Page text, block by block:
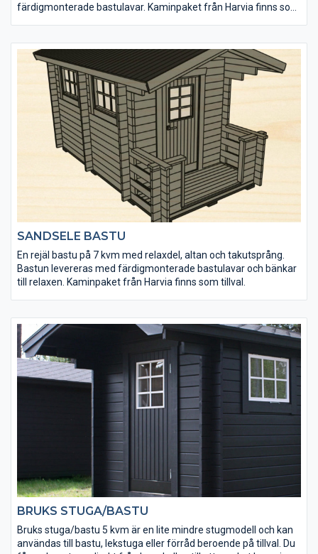
färdigmonterade bastulavar. Kaminpaket från Harvia finns som
SANDSELE BASTU
En rejäl bastu på 7 kvm med relaxdel, altan och takutsprång.
Bastun levereras med färdigmonterade bastulavar och bänkar
till relaxen. Kaminpaket från Harvia finns som tillval.
BRUKS STUGA/BASTU
Bruks stuga/bastu 5 kvm är en lite mindre stugmodell och kan
användas till bastu, lekstuga eller förråd beroende på tillval. Du